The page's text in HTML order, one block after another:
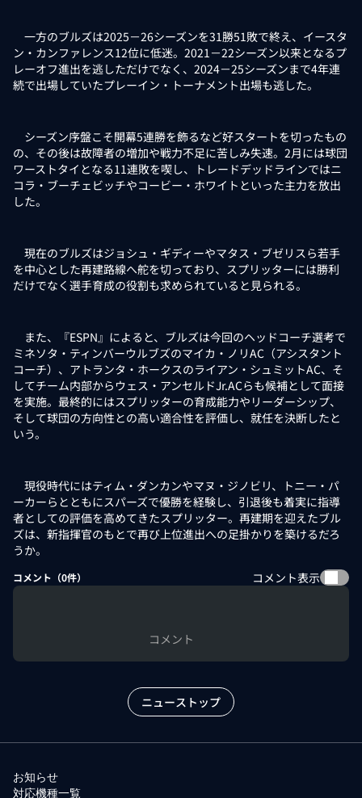
一方のブルズは2025－26シーズンを31勝51敗で終え、イースタ
ン・カンファレンス12位に低迷。2021－22シーズン以来となるプ
レーオフ進出を逃しただけでなく、2024－25シーズンまで4年連
続で出場していたプレーイン・トーナメント出場も逃した。
シーズン序盤こそ開幕5連勝を飾るなど好スタートを切ったもの
の、その後は故障者の増加や戦力不足に苦しみ失速。2月には球団
ワーストタイとなる11連敗を喫し、トレードデッドラインではニ
コラ・ブーチェビッチやコービー・ホワイトといった主力を放出
した。
現在のブルズはジョシュ・ギディーやマタス・ブゼリスら若手
を中心とした再建路線へ舵を切っており、スプリッターには勝利
だけでなく選手育成の役割も求められていると見られる。
また、『ESPN』によると、ブルズは今回のヘッドコーチ選考で
ミネソタ・ティンバーウルブズのマイカ・ノリAC（アシスタント
コーチ）、アトランタ・ホークスのライアン・シュミットAC、そ
してチーム内部からウェス・アンセルドJr.ACらも候補として面接
を実施。最終的にはスプリッターの育成能力やリーダーシップ、
そして球団の方向性との高い適合性を評価し、就任を決断したと
いう。
現役時代にはティム・ダンカンやマヌ・ジノビリ、トニー・パ
ーカーらとともにスパーズで優勝を経験し、引退後も着実に指導
者としての評価を高めてきたスプリッター。再建期を迎えたブル
ズは、新指揮官のもとで再び上位進出への足掛かりを築けるだろ
うか。
コメント（0件） コメント表示
コメント
ニューストップ
お知らせ
対応機種一覧